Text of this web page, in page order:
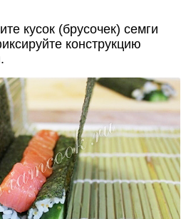
кусок (брусочек) семги
конструкцию